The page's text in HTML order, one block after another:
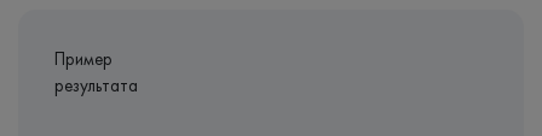
Пример
результата